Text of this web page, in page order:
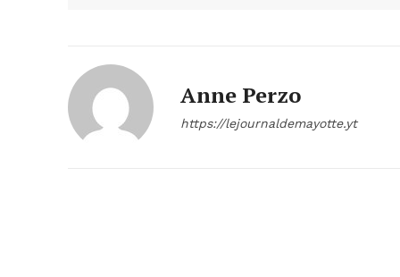
Anne Perzo
https://lejournaldemayotte.yt